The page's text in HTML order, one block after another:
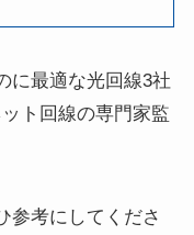
に最適な光回線3社
ト回線の専門家監
参考にしてくださ